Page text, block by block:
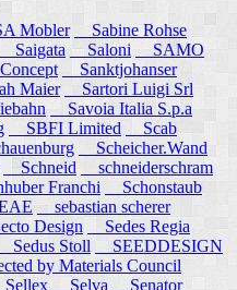
Mobler
Sabine Rohse
Saigata Saloni
SAMO
Sanktjohanser
Maier
Sartori Luigi Srl
Savoia Italia S.p.a
SBFI Limited
Scab
Scheicher.Wand
Schneid
schneiderschram
Franchi
Schonstaub
sebastian scherer
Design
Sedes Regia
Sedus Stoll
SEEDDESIGN
by Materials Council
Selva
Senator